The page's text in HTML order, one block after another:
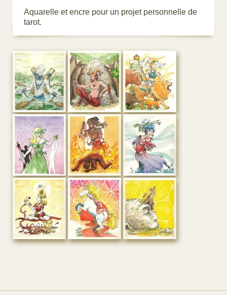
Aquarelle et encre pour un projet personnelle de
tarot.